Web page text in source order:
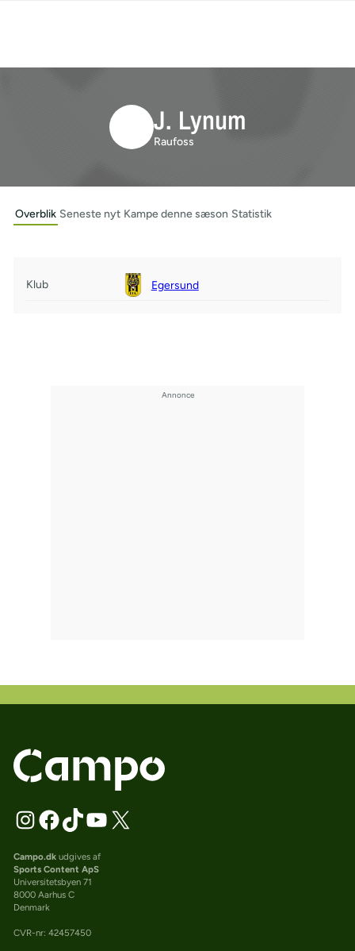
J. Lynum
Raufoss
Overblik Seneste nyt Kampe denne sæson Statistik
Klub Egersund
Campo.dkudgives af
Sports Content ApS
Universitetsbyen 71
8000 Aarhus C
Denmark
CVR-nr: 42457450